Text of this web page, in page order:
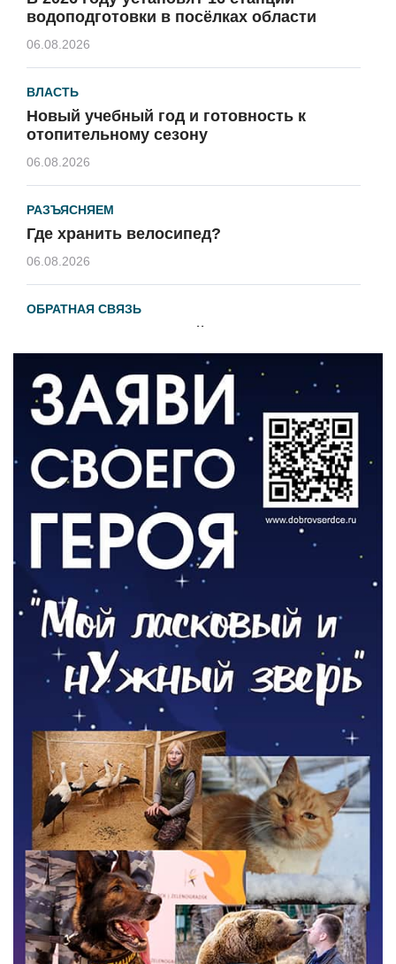
водоподготовки в посёлках области
06.08.2026
ВЛАСТЬ
Новый учебный год и готовность к
отопительному сезону
06.08.2026
РАЗЪЯСНЯЕМ
Где хранить велосипед?
06.08.2026
ОБРАТНАЯ СВЯЗЬ
Администрация онлайн
ВЛАСТЬ
День памяти и «Симфония народов»
06.08.2026
Новый настил на экотропе
05.08.2026